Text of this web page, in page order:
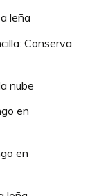
leña
Conserva
nube
en
en